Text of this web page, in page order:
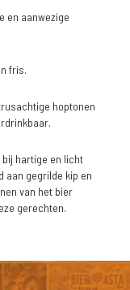
en aanwezige
fris.
hoptonen
bij hartige en licht
aan gegrilde kip en
van het bier
gerechten.